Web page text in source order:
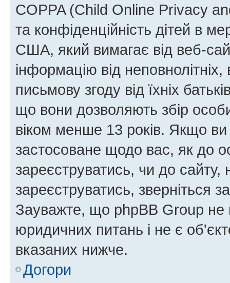
COPPA (Child Online Privacy
та конфіденційність дітей в
США, який вимагає від веб-
інформацію від
письмову згоду від їхніх
що вони дозволяють збір
віком менше 13 років. Якщо
застосоване щодо вас, як до
зареєструватись, чи до
зареєструватись, зверніться
Зауважте, що phpBB Group не
юридичних питань і не є
вказаних нижче.
Догори